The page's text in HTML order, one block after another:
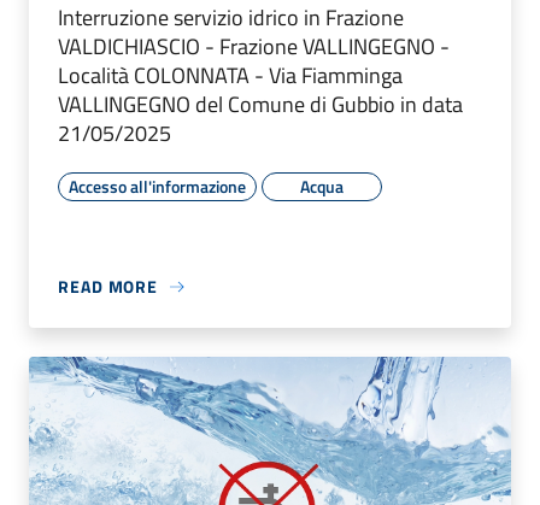
Interruzione servizio idrico in Frazione
VALDICHIASCIO - Frazione VALLINGEGNO -
Località COLONNATA - Via Fiamminga
VALLINGEGNO del Comune di Gubbio in data
21/05/2025
Accesso all'informazione Acqua
READ MORE